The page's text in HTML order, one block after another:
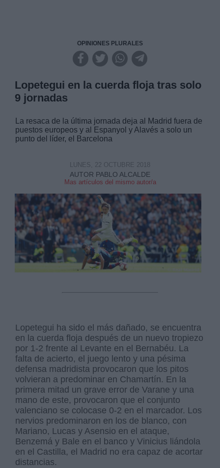
OPINIONES PLURALES
Lopetegui en la cuerda floja tras solo
9 jornadas
La resaca de la última jornada deja al Madrid fuera de
puestos europeos y al Espanyol y Alavés a solo un
punto del líder, el Barcelona
AUTOR PABLO ALCALDE
Mas artículos del mismo autor/a
LUNES, 22 OCTUBRE 2018
Lopetegui ha sido el más dañado, se encuentra
en la cuerda floja después de un nuevo tropiezo
por 1-2 frente al Levante en el Bernabéu. La
falta de acierto, el juego lento y una pésima
defensa madridista provocaron que los pitos
volvieran a predominar en Chamartín. En la
primera mitad un grave error de Varane y una
mano de este, provocaron que el conjunto
valenciano se colocase 0-2 en el marcador. Los
nervios predominaron en los de blanco, con
Mariano, Lucas y Asensio en el ataque,
Benzemá y Bale en el banco y Vinicius liándola
en el Castilla, el Madrid no era capaz de acortar
distancias.